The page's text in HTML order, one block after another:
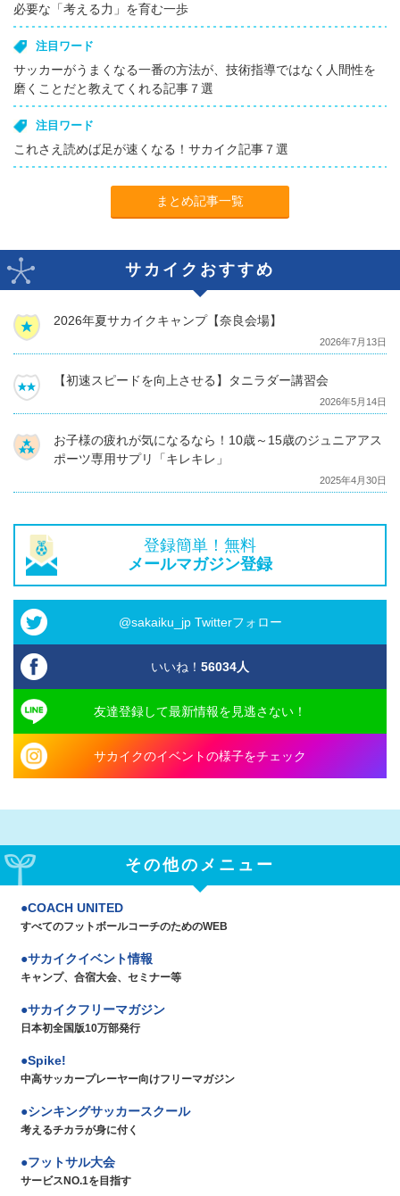
必要な「考える力」を育む一歩
注目ワード
サッカーがうまくなる一番の方法が、技術指導ではなく人間性を
磨くことだと教えてくれる記事７選
注目ワード
これさえ読めば足が速くなる！サカイク記事７選
まとめ記事一覧
サカイクおすすめ
2026年夏サカイクキャンプ【奈良会場】
2026年7月13日
【初速スピードを向上させる】タニラダー講習会
2026年5月14日
お子様の疲れが気になるなら！10歳～15歳のジュニアアス
ポーツ専用サプリ「キレキレ」
2025年4月30日
登録簡単！無料
メールマガジン登録
@sakaiku_jp Twitterフォロー
いいね！ 56034人
友達登録して最新情報を見逃さない！
サカイクのイベントの様子をチェック
その他のメニュー
COACH UNITED
すべてのフットボールコーチのためのWEB
サカイクイベント情報
キャンプ、合宿大会、セミナー等
サカイクフリーマガジン
日本初全国版10万部発行
Spike!
中高サッカープレーヤー向けフリーマガジン
シンキングサッカースクール
考えるチカラが身に付く
フットサル大会
サービスNO.1を目指す